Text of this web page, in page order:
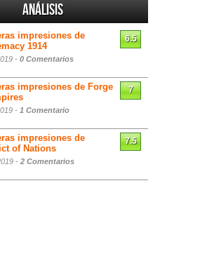
Análisis
impresiones de
1914
- 0 Comentarios
6.5
impresiones de Forge
- 1 Comentario
7
impresiones de
of Nations
- 2 Comentarios
7.5